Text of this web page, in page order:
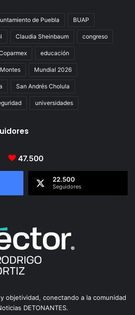
de Puebla BUAP
Claudia Sheinbaum congreso
educación
Mundial 2026
San Andrés Cholula
universidades
47.500
22.500
Seguidores
objetividad, conectando a la comunidad
DETONANTES.